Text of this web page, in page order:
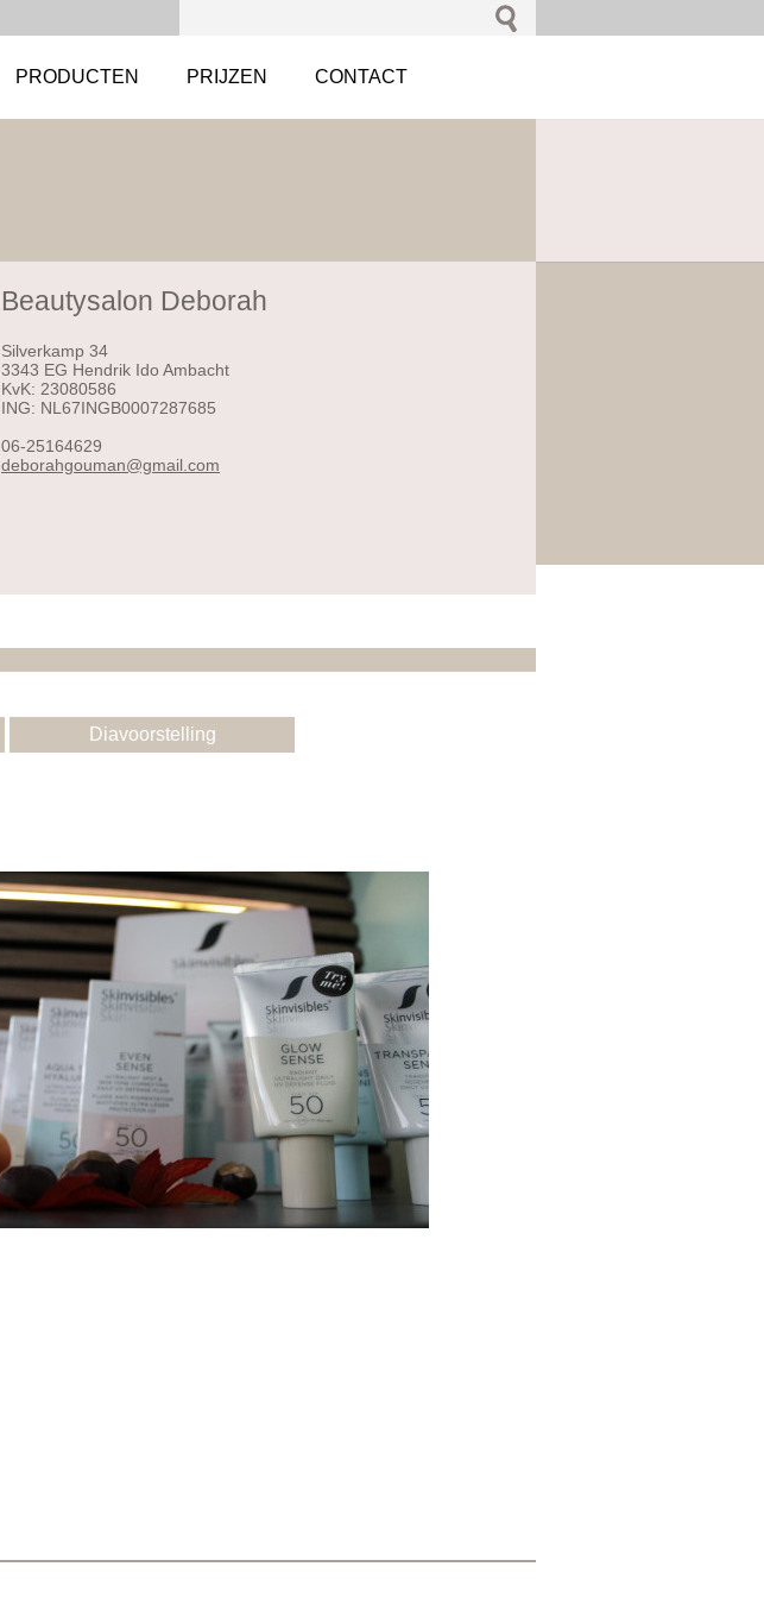
PRODUCTEN PRIJZEN CONTACT
Beautysalon Deborah
Silverkamp 34
3343 EG Hendrik Ido Ambacht
KvK: 23080586
ING: NL67INGB0007287685
06-25164629
deborahgouman@gmail.com
Diavoorstelling